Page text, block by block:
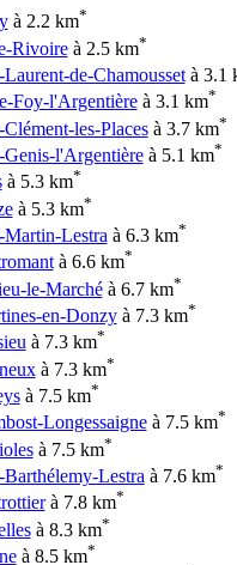
à 2.2 km*
Rivoireà 2.5 km*
Laurent-de-Chamoussetà 3.1
Foy-l'Argentièreà 3.1 km*
Clément-les-Placesà 3.7 km*
Genis-l'Argentièreà 5.1 km*
à 5.3 km*
à 5.3 km*
Martin-Lestra à 6.3 km*
à 6.6 km*
le-Marchéà 6.7 km*
en-Donzyà 7.3 km*
à 7.3 km*
à 7.3 km*
à 7.5 km*
Longessaigneà 7.5 km*
à 7.5 km*
Barthélemy-Lestra à 7.6 km*
à 7.8 km*
à 8.3 km*
à 8.5 km*